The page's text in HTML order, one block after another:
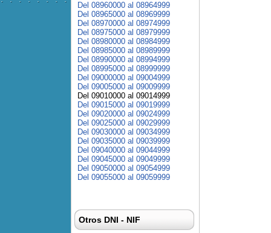
Del 08960000 al 08964999
Del 08965000 al 08969999
Del 08970000 al 08974999
Del 08975000 al 08979999
Del 08980000 al 08984999
Del 08985000 al 08989999
Del 08990000 al 08994999
Del 08995000 al 08999999
Del 09000000 al 09004999
Del 09005000 al 09009999
Del 09010000 al 09014999
Del 09015000 al 09019999
Del 09020000 al 09024999
Del 09025000 al 09029999
Del 09030000 al 09034999
Del 09035000 al 09039999
Del 09040000 al 09044999
Del 09045000 al 09049999
Del 09050000 al 09054999
Del 09055000 al 09059999
Otros DNI - NIF